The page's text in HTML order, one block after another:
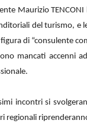
Maurizio
del turismo, e
di “consulente
mancati accenni
incontri si
regionali